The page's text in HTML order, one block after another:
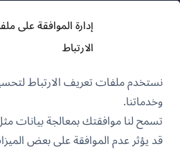
إدارة الموافقة على
الارتباط
نستخدم ملفات تعريف الارتباط
وخدماتنا.
تسمح لنا موافقتك بمعالجة بيانات
قد يؤثر عدم الموافقة على بعض
سياسة GDPR والخصوصية
انضم إلى فريقنا
(يفتح